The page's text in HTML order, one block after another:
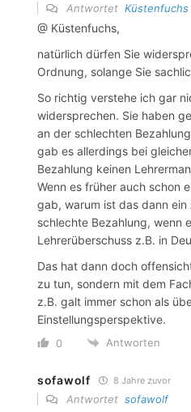
Antwortet Küstenfuchs
@ Küstenfuchs,
natürlich dürfen Sie
Ordnung, solange Sie
So richtig verstehe ich gar
widersprechen. Sie haben
an der schlechten
gab es allerdings bei
Bezahlung keinen
Wenn es früher auch schon
gab, warum ist das dann
schlechte Bezahlung, wenn
Lehrerüberschuss z.B. in
Das hat dann doch
zu tun, sondern mit dem
z.B. galt immer schon als
Einstellungsperspektive.
0 Antworten
sofawolf 8 Jahre zuvor
Antwortet sofawolf